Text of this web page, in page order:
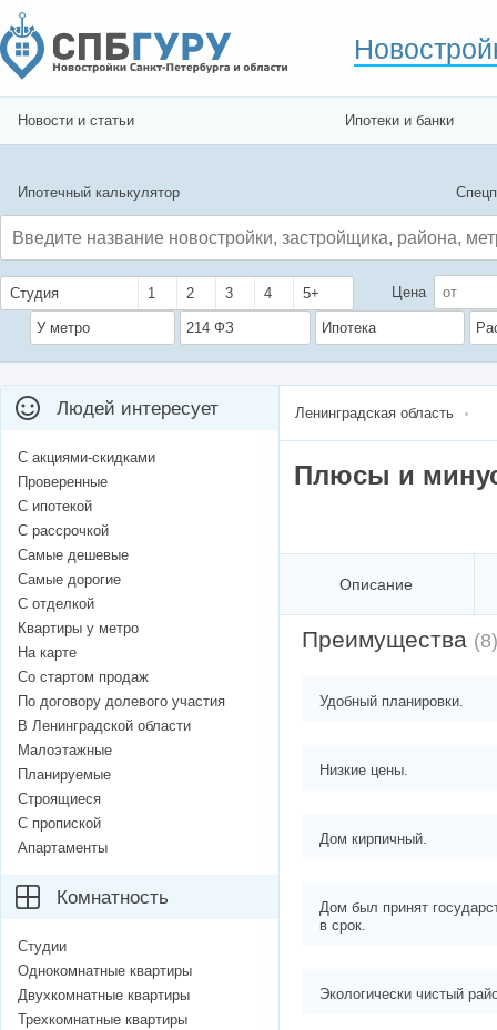
Новости и статьи Ипотеки и банки
Ипотечный калькулятор
Студия 1 2 3 4 5+ Цена
У метро 214 ФЗ Ипотека
Ленинградская область
Плюсы и
Описание
Преимущества (8)
Удобный планировки.
Низкие цены.
Дом кирпичный.
Дом был принят
в срок.
Экологически чистый
Людей интересует
С акциями-скидками
Проверенные
С ипотекой
С рассрочкой
Самые дешевые
Самые дорогие
С отделкой
Квартиры у метро
На карте
Со стартом продаж
По договору долевого участия
В Ленинградской области
Малоэтажные
Планируемые
Строящиеся
С пропиской
Апартаменты
Комнатность
Студии
Однокомнатные квартиры
Двухкомнатные квартиры
Трехкомнатные квартиры